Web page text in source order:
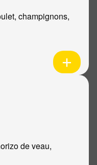
champignons,
de veau,